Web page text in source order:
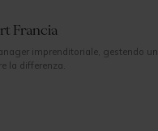
Francia
imprenditoriale, gestendo
la differenza.